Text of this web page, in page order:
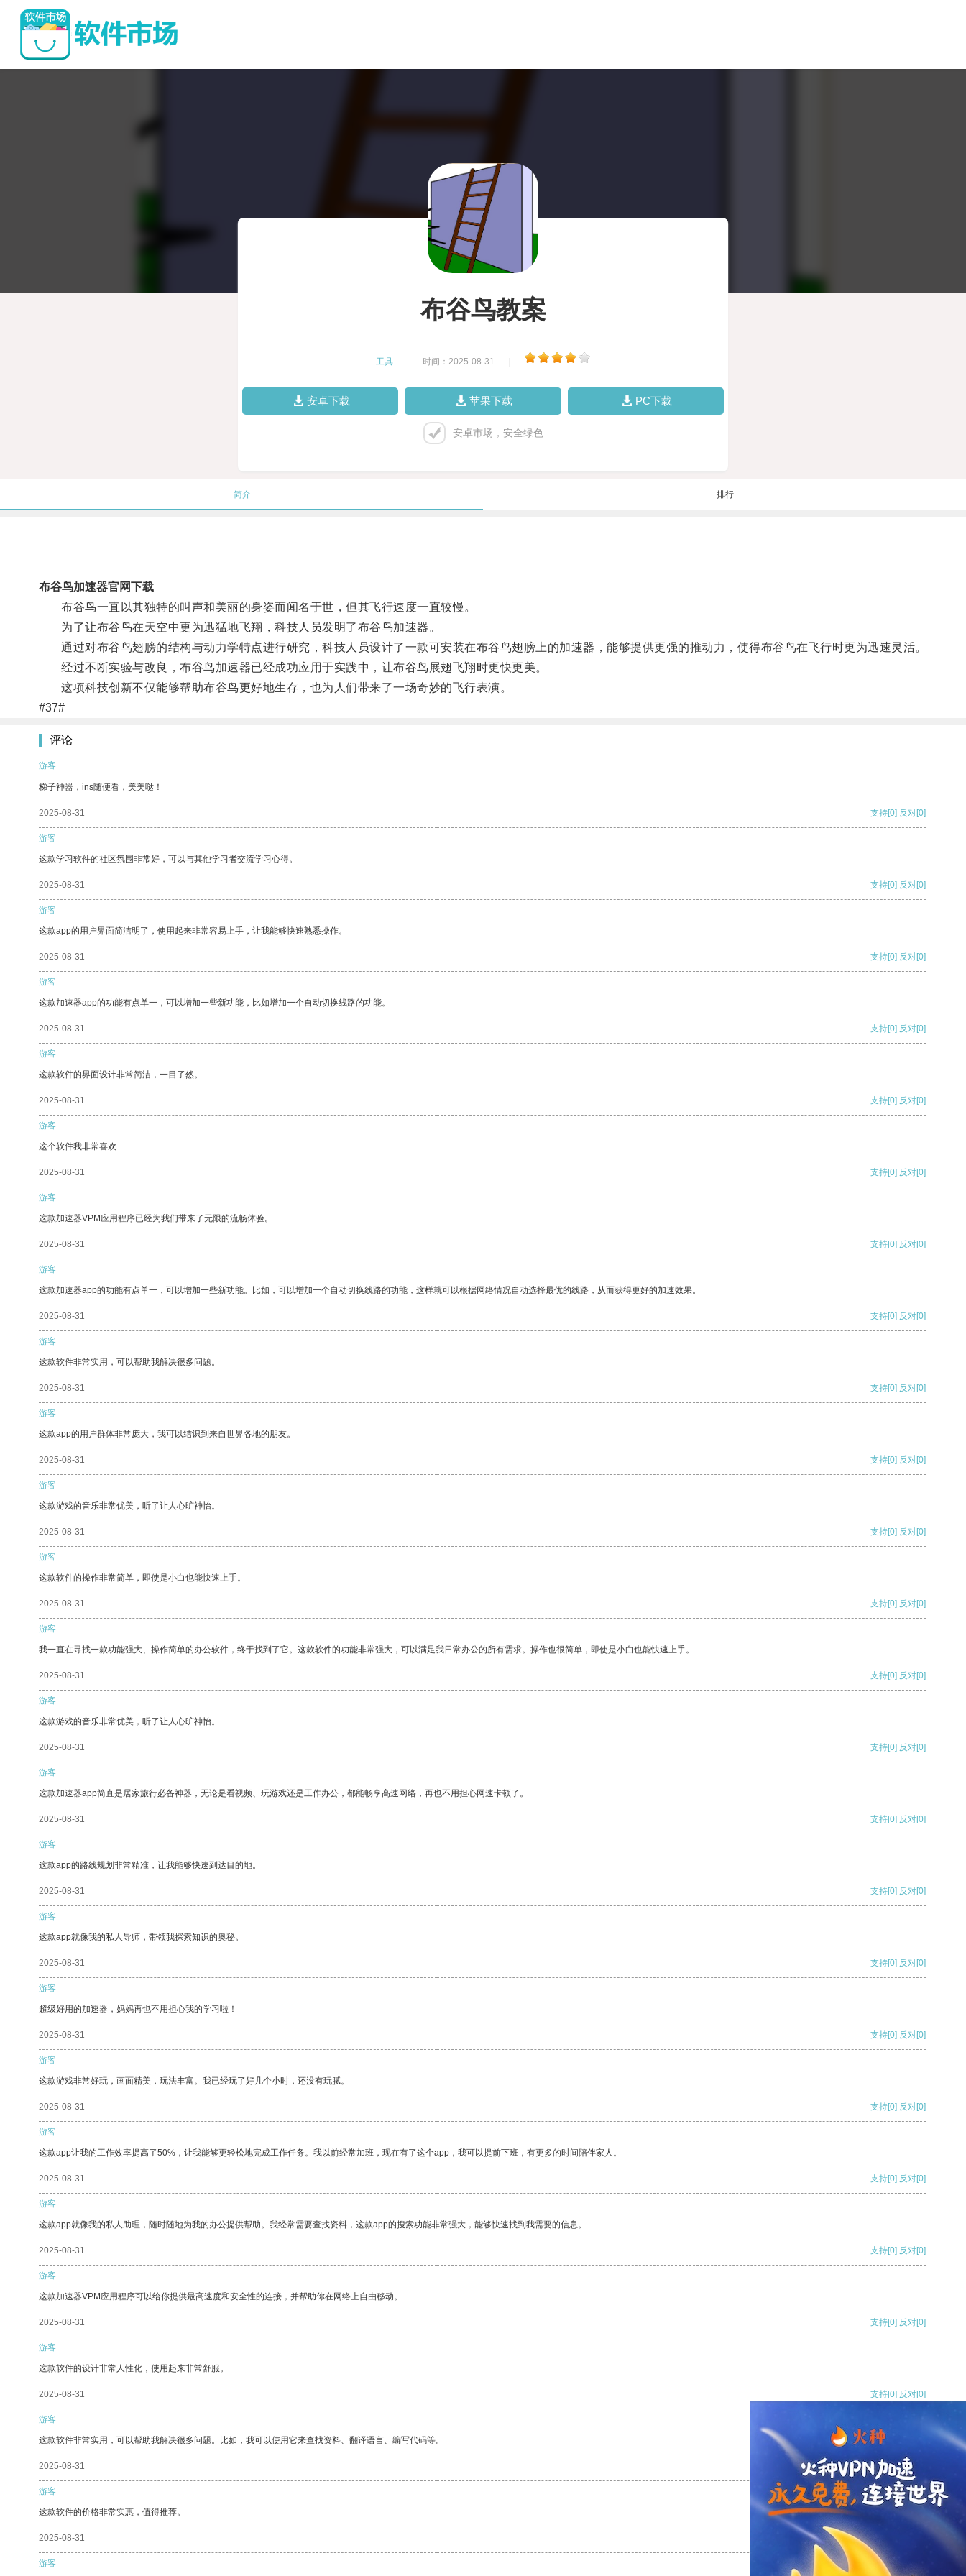
布谷鸟教案
工具 时间：2025-08-31
安卓下载 苹果下载 PC下载
安卓市场，安全绿色
简介 排行
布谷鸟加速器官网下载
布谷鸟一直以其独特的叫声和美丽的身姿而闻名于世，但其飞行速度一直较慢。
为了让布谷鸟在天空中更为迅猛地飞翔，科技人员发明了布谷鸟加速器。
通过对布谷鸟翅膀的结构与动力学特点进行研究，科技人员设计了一款可安装在布谷鸟翅膀上的加速器，能够提供更强的推动力，使得布谷鸟在飞行时更为迅速灵活。
经过不断实验与改良，布谷鸟加速器已经成功应用于实践中，让布谷鸟展翅飞翔时更快更美。
这项科技创新不仅能够帮助布谷鸟更好地生存，也为人们带来了一场奇妙的飞行表演。
#37#
评论
游客
梯子神器，ins随便看，美美哒！
2025-08-31 支持[0] 反对[0]
游客
这款学习软件的社区氛围非常好，可以与其他学习者交流学习心得。
2025-08-31 支持[0] 反对[0]
游客
这款app的用户界面简洁明了，使用起来非常容易上手，让我能够快速熟悉操作。
2025-08-31 支持[0] 反对[0]
游客
这款加速器app的功能有点单一，可以增加一些新功能，比如增加一个自动切换线路的功能。
2025-08-31 支持[0] 反对[0]
游客
这款软件的界面设计非常简洁，一目了然。
2025-08-31 支持[0] 反对[0]
游客
这个软件我非常喜欢
2025-08-31 支持[0] 反对[0]
游客
这款加速器VPM应用程序已经为我们带来了无限的流畅体验。
2025-08-31 支持[0] 反对[0]
游客
这款加速器app的功能有点单一，可以增加一些新功能。比如，可以增加一个自动切换线路的功能，这样就可以根据网络情况自动选择最优的线路，从而获得更好的加速效果。
2025-08-31 支持[0] 反对[0]
游客
这款软件非常实用，可以帮助我解决很多问题。
2025-08-31 支持[0] 反对[0]
游客
这款app的用户群体非常庞大，我可以结识到来自世界各地的朋友。
2025-08-31 支持[0] 反对[0]
游客
这款游戏的音乐非常优美，听了让人心旷神怡。
2025-08-31 支持[0] 反对[0]
游客
这款软件的操作非常简单，即使是小白也能快速上手。
2025-08-31 支持[0] 反对[0]
游客
我一直在寻找一款功能强大、操作简单的办公软件，终于找到了它。这款软件的功能非常强大，可以满足我日常办公的所有需求。操作也很简单，即使是小白也能快速上手。
2025-08-31 支持[0] 反对[0]
游客
这款游戏的音乐非常优美，听了让人心旷神怡。
2025-08-31 支持[0] 反对[0]
游客
这款加速器app简直是居家旅行必备神器，无论是看视频、玩游戏还是工作办公，都能畅享高速网络，再也不用担心网速卡顿了。
2025-08-31 支持[0] 反对[0]
游客
这款app的路线规划非常精准，让我能够快速到达目的地。
2025-08-31 支持[0] 反对[0]
游客
这款app就像我的私人导师，带领我探索知识的奥秘。
2025-08-31 支持[0] 反对[0]
游客
超级好用的加速器，妈妈再也不用担心我的学习啦！
2025-08-31 支持[0] 反对[0]
游客
这款游戏非常好玩，画面精美，玩法丰富。我已经玩了好几个小时，还没有玩腻。
2025-08-31 支持[0] 反对[0]
游客
这款app让我的工作效率提高了50%，让我能够更轻松地完成工作任务。我以前经常加班，现在有了这个app，我可以提前下班，有更多的时间陪伴家人。
2025-08-31 支持[0] 反对[0]
游客
这款app就像我的私人助理，随时随地为我的办公提供帮助。我经常需要查找资料，这款app的搜索功能非常强大，能够快速找到我需要的信息。
2025-08-31 支持[0] 反对[0]
游客
这款加速器VPM应用程序可以给你提供最高速度和安全性的连接，并帮助你在网络上自由移动。
2025-08-31 支持[0] 反对[0]
游客
这款软件的设计非常人性化，使用起来非常舒服。
2025-08-31 支持[0] 反对[0]
游客
这款软件非常实用，可以帮助我解决很多问题。比如，我可以使用它来查找资料、翻译语言、编写代码等。
2025-08-31 支持[0] 反对
游客
这款软件的价格非常实惠，值得推荐。
2025-08-31 支持
游客